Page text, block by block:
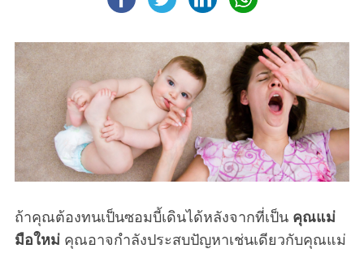
ถ้าคุณต้องทนเป็นซอมบี้เดินได้หลังจากที่เป็น คุณแม่
มือใหม่คุณอาจกำลังประสบปัญหาเช่นเดียวกับคุณแม่